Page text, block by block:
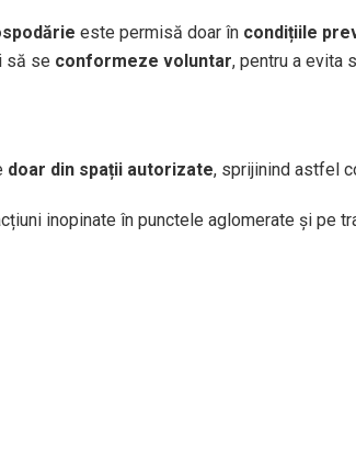
este permisă doar în condițiile
să se conformeze voluntar, pentru a evita
doar din spații autorizate, sprijinind astfel
inopinate în punctele aglomerate și pe